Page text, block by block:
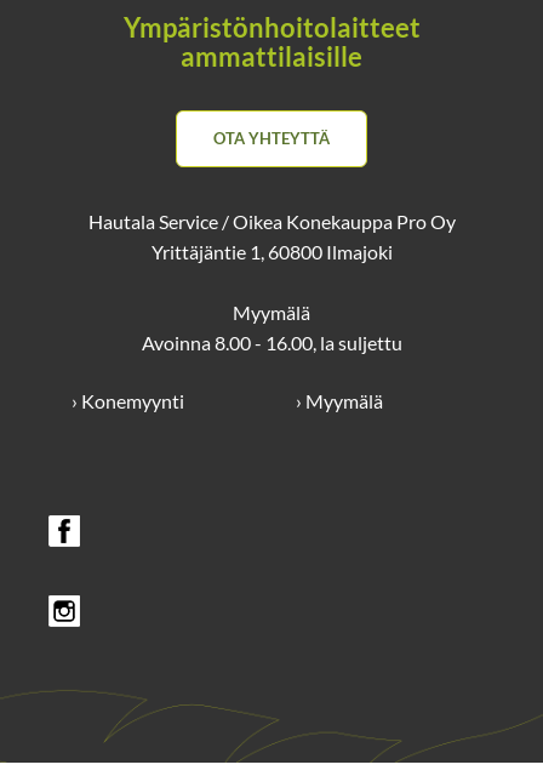
Ympäristönhoitolaitteet
ammattilaisille
OTA YHTEYTTÄ
Hautala Service / Oikea Konekauppa Pro Oy
Yrittäjäntie 1, 60800 Ilmajoki
Myymälä
Avoinna 8.00 - 16.00, la suljettu
› Konemyynti › Myymälä